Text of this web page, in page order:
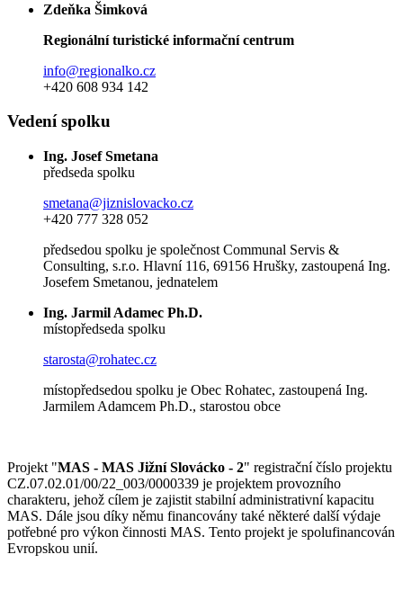
Zdeňka Šimková
Regionální turistické informační centrum
info@regionalko.cz
+420 608 934 142
Vedení spolku
Ing. Josef Smetana
předseda spolku
smetana@jiznislovacko.cz
+420 777 328 052
předsedou spolku je společnost Communal Servis &
Consulting, s.r.o. Hlavní 116, 69156 Hrušky, zastoupená Ing.
Josefem Smetanou, jednatelem
Ing. Jarmil Adamec Ph.D.
místopředseda spolku
starosta@rohatec.cz
místopředsedou spolku je Obec Rohatec, zastoupená Ing.
Jarmilem Adamcem Ph.D., starostou obce
Projekt "MAS - MAS Jižní Slovácko - 2" registrační číslo projektu
CZ.07.02.01/00/22_003/0000339 je projektem provozního
charakteru, jehož cílem je zajistit stabilní administrativní kapacitu
MAS. Dále jsou díky němu financovány také některé další výdaje
potřebné pro výkon činnosti MAS. Tento projekt je spolufinancován
Evropskou unií.